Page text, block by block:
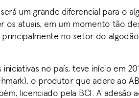
um grande diferencial para o
os atuais, em um momento tão
principalmente no setor do
iniciativas no país, teve início em
o produtor que adere ao
licenciado pela BCI. A adesão